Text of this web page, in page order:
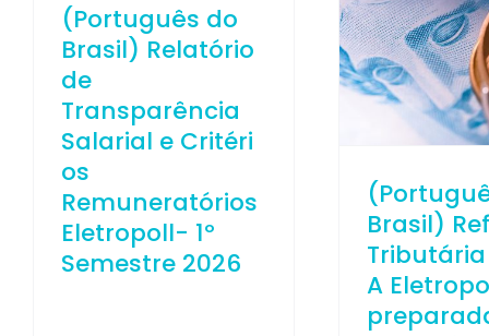
(Português do
Brasil) Relatório
de
Transparência
Salarial e Critéri
os
Remuneratórios
Eletropoll- 1º
Semestre 2026
Brasil)
A